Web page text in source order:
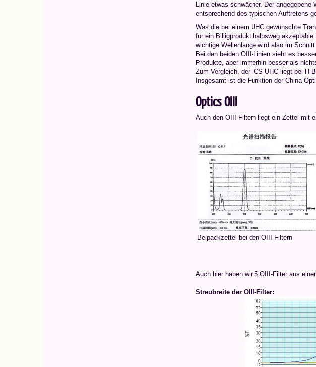
Linie etwas schwächer. Der
entsprechend des typischen Auftretens
Was die bei einem UHC gewünschte
für ein Billigprodukt halbsweg
wichtige Wellenlänge wird also im
Bei den beiden OIII-Linien sieht es
Produkte, aber immerhin besser als
Zum Vergleich, der ICS UHC liegt bei
Insgesamt ist die Funktion der China
Optics OIII
Auch den OIII-Filtern liegt ein Zettel mit
Beipackzettel bei den OIII-Filtern
Auch hier haben wir 5 OIII-Filter aus
Streubreite der OIII-Filter: